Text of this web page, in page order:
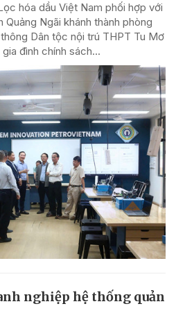
hóa dầu Việt Nam phối hợp với
Ngãi khánh thành phòng
Dân tộc nội trú THPT Tu Mơ
đình chính sách...
nghiệp hệ thống quản